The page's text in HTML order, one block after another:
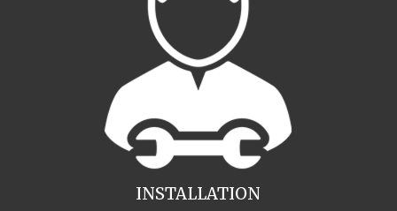
INSTALLATION